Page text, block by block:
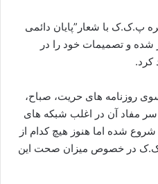
پ.ک.ک با شعار”پایان دائمی
شده و تصمیمات خود را در
کرد.
روزنامه های حریت، صباح،
مفاد آن در اغلب شبکه های
شده اما هنوز هیچ کدام از
در خصوص میزان صحت این